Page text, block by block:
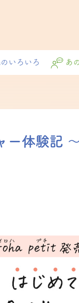
いろいろ あ
ー体験記